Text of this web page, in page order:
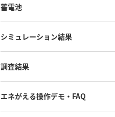
蓄電池
シミュレーション結果
調査結果
エネがえる操作デモ・FAQ